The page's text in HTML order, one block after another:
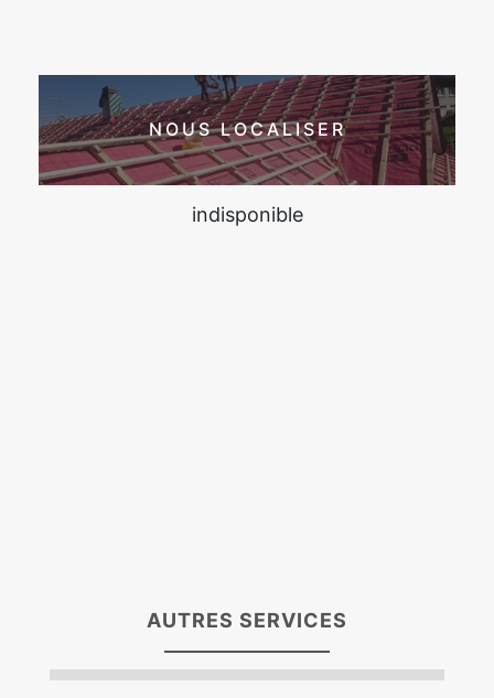
NOUS LOCALISER
indisponible
AUTRES SERVICES